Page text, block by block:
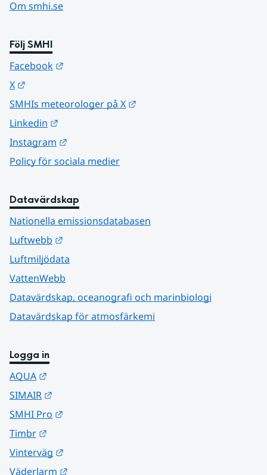
Om smhi.se
Följ SMHI
Facebook
X
SMHIs meteorologer på X
Linkedin
Instagram
Policy för sociala medier
Datavärdskap
Nationella emissionsdatabasen
Luftwebb
Luftmiljödata
VattenWebb
Datavärdskap, oceanografi och marinbiologi
Datavärdskap för atmosfärkemi
Logga in
AQUA
SIMAIR
SMHI Pro
Timbr
Vinterväg
Väderlarm